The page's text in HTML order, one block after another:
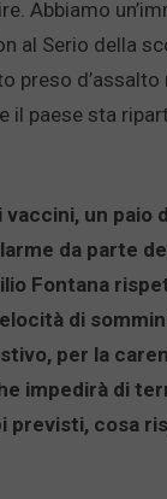
Abbiamo
al Serio della
preso d’assalto
il paese sta
un paio
da parte
Fontana
di
per la
impedirà di
previsti, cosa